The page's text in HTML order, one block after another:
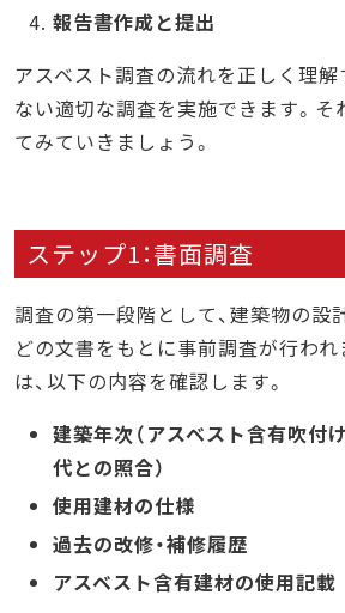
報告書作成と提出
アスベスト調査の流れを正しく理解
ない適切な調査を実施できます。
てみていきましょう。
ステップ1：書面調査
調査の第一段階として、建築物の設
どの文書をもとに事前調査が行われ
は、以下の内容を確認します。
建築年次（アスベスト含有吹付
代との照合）
使用建材の仕様
過去の改修・補修履歴
アスベスト含有建材の使用記載